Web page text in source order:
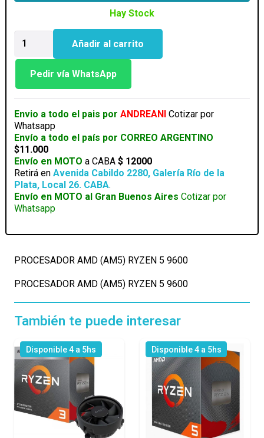
Hay Stock
AMD
(AM5)
RYZEN
Añadir al carrito
Pedir vía WhatsApp
Envio a todo el pais por ANDREANI Cotizar por
Whatsapp
Envío a todo el país por CORREO ARGENTINO
$11.000
Envío en MOTO a CABA$ 12000
Retirá enAvenida Cabildo 2280, Galería Río de la
Plata, Local 26. CABA.
Envío en MOTO al Gran Buenos Aires Cotizar por
Whatsapp
PROCESADOR AMD (AM5) RYZEN 5 9600
PROCESADOR AMD (AM5) RYZEN 5 9600
También te puede interesar
Disponible 4 a 5hs Disponible 4 a 5hs